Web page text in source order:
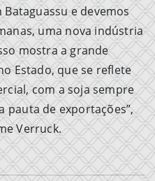
e devemos
uma nova indústria
mostra a grande
Estado, que se reflete
com a soja sempre
pauta de exportações”,
Verruck.